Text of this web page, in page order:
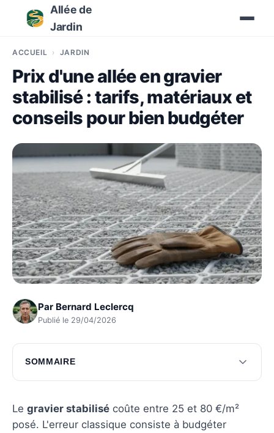
Allée de
Jardin
ACCUEIL JARDIN
Prix d'une allée en gravier
stabilisé : tarifs, matériaux et
conseils pour bien budgéter
Par Bernard Leclercq
Publié le 29/04/2026
SOMMAIRE
Le budget nécessaire pour une allée en
Les secrets d'entretien et de durabilité
Le gravier stabilisé coûte entre 25 et 80 €/m²
posé. L'erreur classique consiste à budgéter